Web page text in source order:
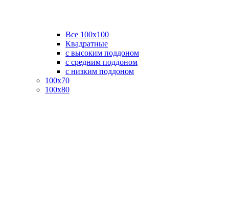
Все 100х100
Квадратные
с высоким поддоном
с средним поддоном
с низким поддоном
100х70
100х80